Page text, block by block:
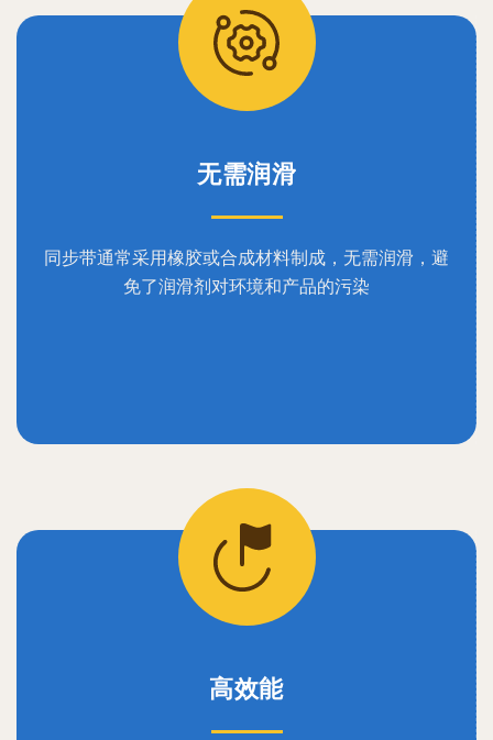
无需润滑
同步带通常采用橡胶或合成材料制成，无需润滑，避
免了润滑剂对环境和产品的污染
高效能